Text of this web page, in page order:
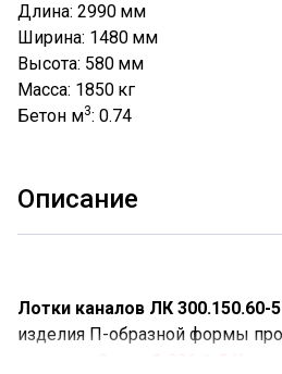
Длина: 2990 мм
Ширина: 1480 мм
Высота: 580 мм
Масса: 1850 кг
Бетон м3: 0.74
Описание
Лотки каналов ЛК 300.150.60-5
изделия П-образной формы
Серии 3.006.1-8